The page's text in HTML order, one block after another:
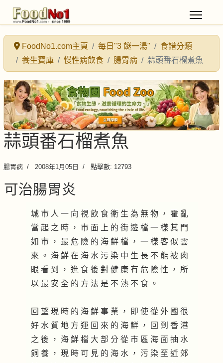
FoodNo1.com主頁 每日"3 餸一湯"
食譜分類
養生寶庫
慢性病飲食 腸胃病 蒜頭番石榴煮魚
蒜頭番石榴煮魚
腸胃病 2008年1月05日 點擊數: 12793
可治腸胃炎
城 市 人 一 向 視 飲 食 衛 生 為 無 物 ， 霍 亂
當 起 之 時 ， 市 面 上 的 街 邊 檔 一 樣 其 門
如 市 ， 最 危 險 的 海 鮮 檔 ， 一 樣 客 似 雲
來 。 海 鮮 在 海 水 污 染 中 生 長 不 能 被 肉
眼 看 到 ， 進 食 後 對 健 康 有 危 險 性 ， 所
以 最 安 全 的 方 法 是 不 熟 不 食 。
回 望 現 時 的 海 鮮 事 業 ， 即 使 從 外 國 很
好 水 質 地 方 運 回 來 的 海 鮮 ， 回 到 香 港
之 後 ， 海 鮮 檔 大 部 分 從 市 區 海 面 抽 水
飼 養 ， 現 時 可 見 的 海 水 ， 污 染 至 近 郊